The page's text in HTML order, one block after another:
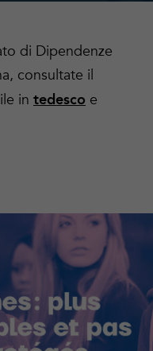
di Dipendenze
consultate il
in tedesco e